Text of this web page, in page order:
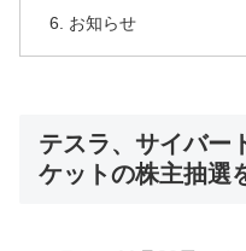
お知らせ
テスラ、サイバー
ケットの株主抽選